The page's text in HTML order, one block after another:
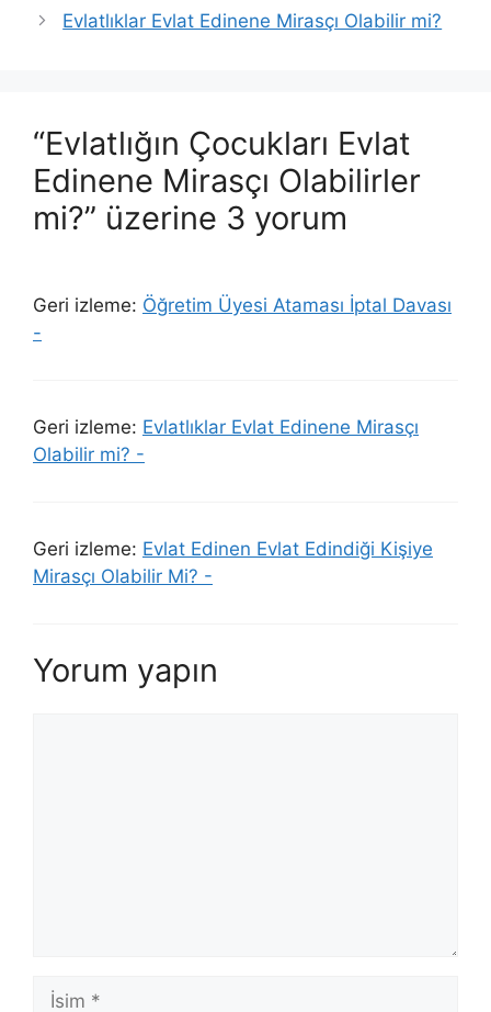
Evlatlıklar Evlat Edinene Mirasçı Olabilir mi?
“Evlatlığın Çocukları Evlat
Edinene Mirasçı Olabilirler
mi?” üzerine 3 yorum
Geri izleme: Öğretim Üyesi Ataması İptal Davası
-
Geri izleme: Evlatlıklar Evlat Edinene Mirasçı
Olabilir mi? -
Geri izleme: Evlat Edinen Evlat Edindiği Kişiye
Mirasçı Olabilir Mi? -
Yorum yapın
İsim